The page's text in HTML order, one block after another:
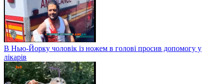
В Нью-Йорку чоловік із ножем в голові просив допомогу у
лікарів